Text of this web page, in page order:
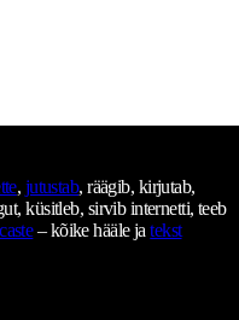
, jutustab, räägib, kirjutab,
küsitleb, sirvib internetti, teeb
– kõike hääle jatekst